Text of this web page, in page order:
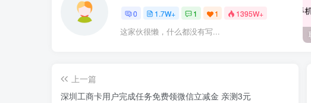
0 1.7W+ 1 1 1395W+
这家伙很懒，什么都没有写...
上一篇
深圳工商卡用户完成任务免费领微信立减金 亲测3元